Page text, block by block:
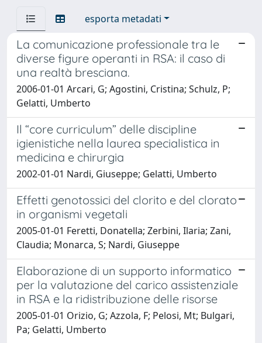
esporta metadati
La comunicazione professionale tra le
diverse figure operanti in RSA: il caso di
una realtà bresciana.
2006-01-01 Arcari, G; Agostini, Cristina; Schulz, P;
Gelatti, Umberto
Il “core curriculum” delle discipline
igienistiche nella laurea specialistica in
medicina e chirurgia
2002-01-01 Nardi, Giuseppe; Gelatti, Umberto
Effetti genotossici del clorito e del clorato
in organismi vegetali
2005-01-01 Feretti, Donatella; Zerbini, Ilaria; Zani,
Claudia; Monarca, S; Nardi, Giuseppe
Elaborazione di un supporto informatico
per la valutazione del carico assistenziale
in RSA e la ridistribuzione delle risorse
2005-01-01 Orizio, G; Azzola, F; Pelosi, Mt; Bulgari,
Pa; Gelatti, Umberto